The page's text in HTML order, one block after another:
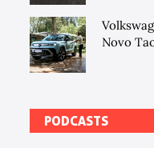
Novo
PODCASTS